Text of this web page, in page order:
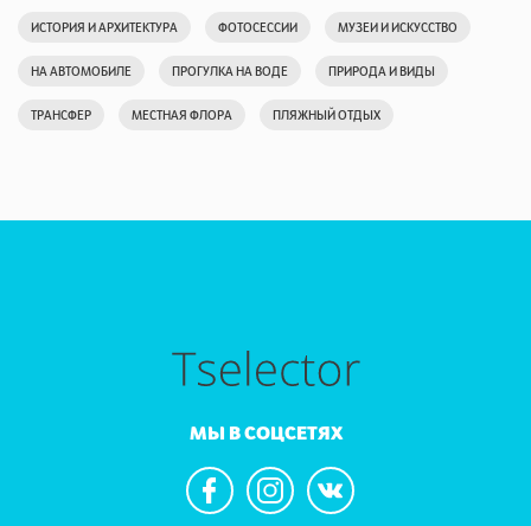
ИСТОРИЯ И АРХИТЕКТУРА ФОТОСЕССИИ МУЗЕИ И ИСКУССТВО
НА АВТОМОБИЛЕ ПРОГУЛКА НА ВОДЕ ПРИРОДА И ВИДЫ
ТРАНСФЕР МЕСТНАЯ ФЛОРА ПЛЯЖНЫЙ ОТДЫХ
МЫ В СОЦСЕТЯХ